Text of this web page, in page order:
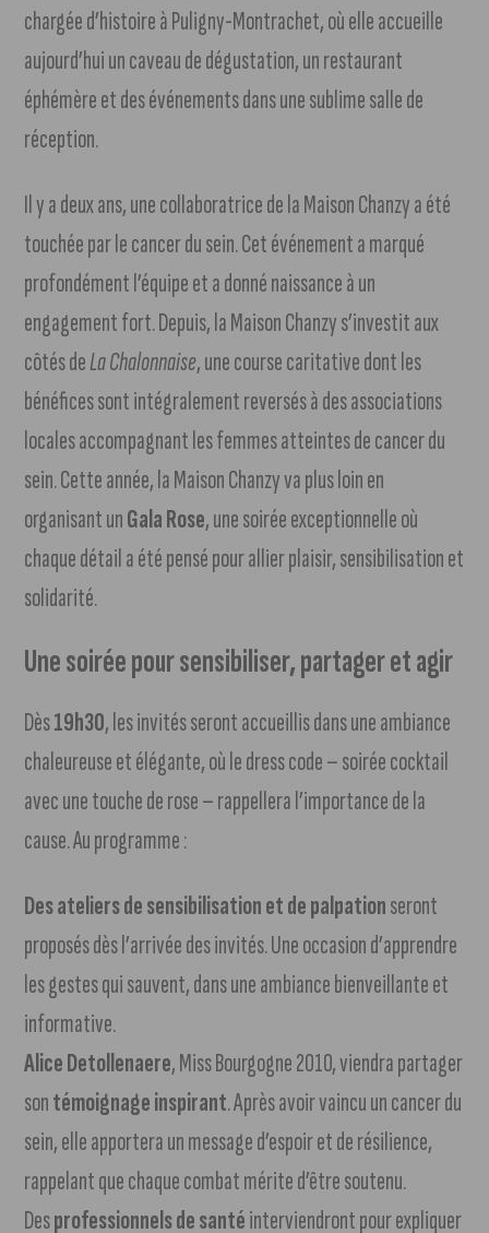
chargée d’histoire à Puligny-Montrachet, où elle accueille
aujourd’hui un caveau de dégustation, un restaurant
éphémère et des événements dans une sublime salle de
réception.
Il y a deux ans, une collaboratrice de la Maison Chanzy a été
touchée par le cancer du sein. Cet événement a marqué
profondément l’équipe et a donné naissance à un
engagement fort. Depuis, la Maison Chanzy s’investit aux
côtés deLa Chalonnaise, une course caritative dont les
bénéfices sont intégralement reversés à des associations
locales accompagnant les femmes atteintes de cancer du
sein. Cette année, la Maison Chanzy va plus loin en
organisant unGala Rose, une soirée exceptionnelle où
chaque détail a été pensé pour allier plaisir, sensibilisation et
solidarité.
Une soirée pour sensibiliser, partager et agir
Dès19h30, les invités seront accueillis dans une ambiance
chaleureuse et élégante, où le dress code – soirée cocktail
avec une touche de rose – rappellera l’importance de la
cause. Au programme :
Des ateliers de sensibilisation et de palpationseront
proposés dès l’arrivée des invités. Une occasion d’apprendre
les gestes qui sauvent, dans une ambiance bienveillante et
informative.
Alice Detollenaere, Miss Bourgogne 2010, viendra partager
sontémoignage inspirant. Après avoir vaincu un cancer du
sein, elle apportera un message d’espoir et de résilience,
rappelant que chaque combat mérite d’être soutenu.
Desprofessionnels de santéinterviendront pour expliquer